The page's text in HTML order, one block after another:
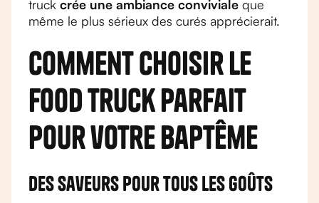
truck crée une ambiance conviviale que
même le plus sérieux des curés apprécierait.
Comment choisir le
food truck parfait
pour votre baptême
Des saveurs pour tous les goûts